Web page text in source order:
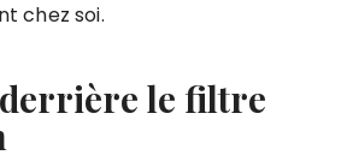
chez soi.
le filtre